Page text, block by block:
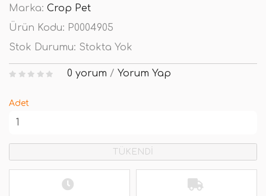
Marka: Crop Pet
Ürün Kodu: P0004905
Stok Durumu: Stokta Yok
0 yorum / Yorum Yap
Adet
TÜKENDİ